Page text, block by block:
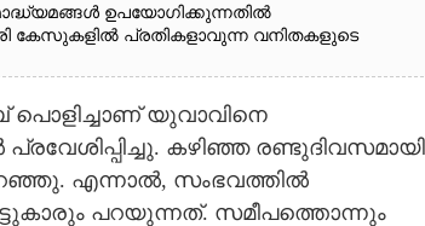
ഉപയോഗിക്കുന്നതിൽ
കേസുകളിൽ പ്രതികളാവുന്ന വനിതകളുടെ
യുവാവിനെ
കഴിഞ്ഞ രണ്ടുദിവസമായി
എന്നാൽ, സംഭവത്തിൽ
പറയുന്നത്. സമീപത്തൊന്നും